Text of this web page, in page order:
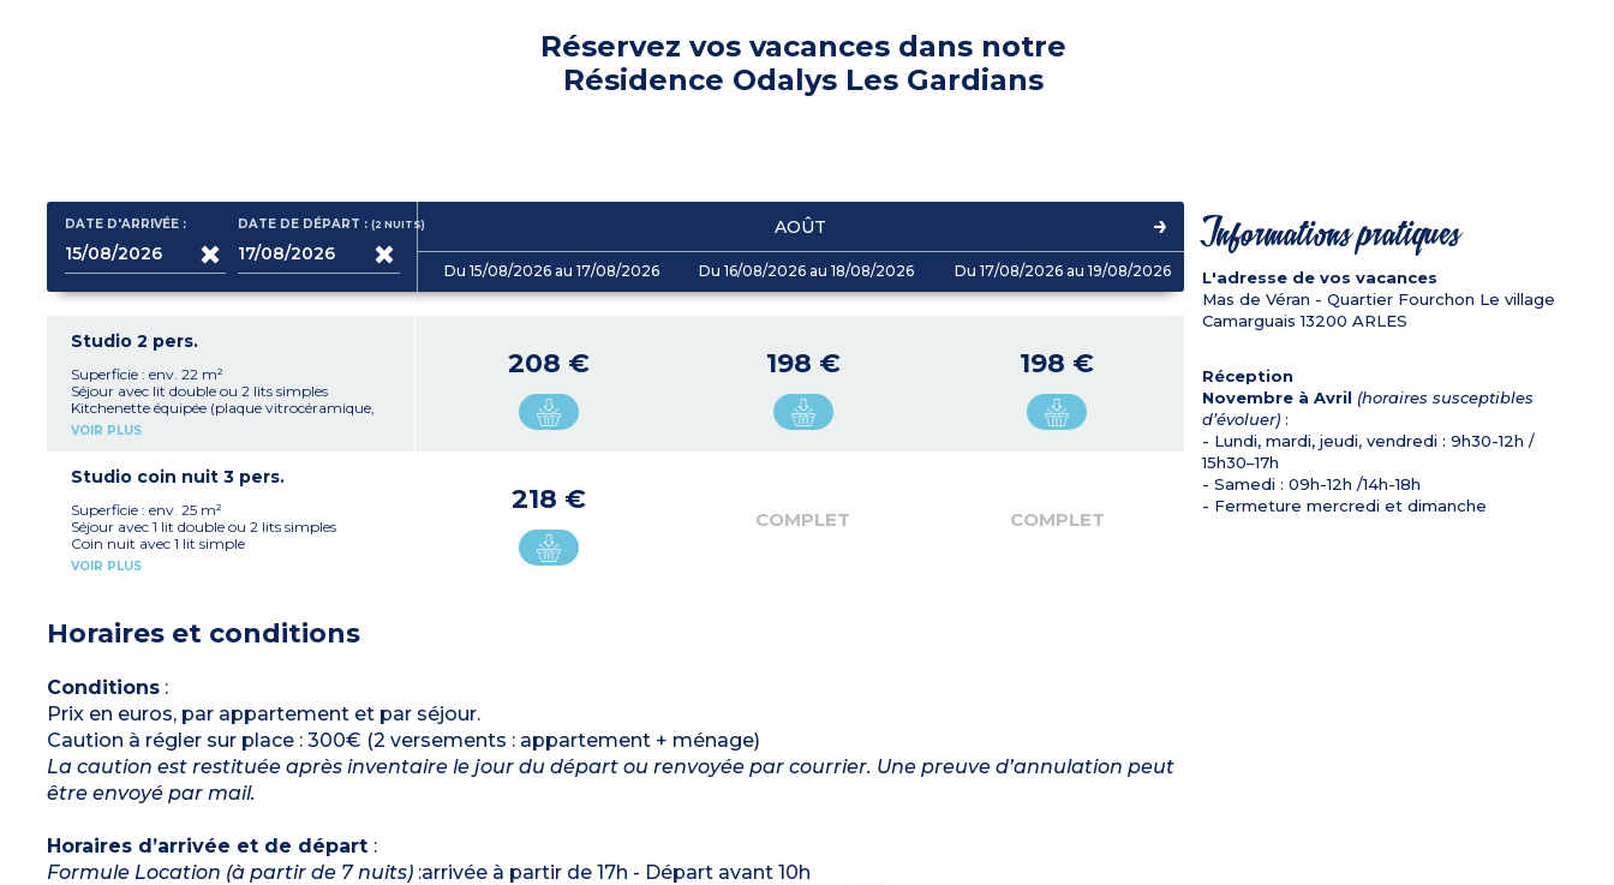
Réservez vos vacances dans notre
Résidence Odalys Les Gardians
DATE D'ARRIVÉE : DATE DE DÉPART :(2NUITS) AOÛT
Du 15/08/2026 au 17/08/2026 Du 16/08/2026 au 18/08/2026 Du 17/08/2026 au 19/08/2026
Studio 2 pers.
Superficie : env. 22 m²
Séjour avec lit double ou 2 lits simples
Kitchenette équipée (plaque vitrocéramique,
hotte, micro-ondes/gril, réfrigérateur, lave-
Accessible aux personnes à mobilité réduite
sur demande et validation
Capacité d'accueil max : 2 personnes
(enfants et bébés inclus)
VOIR PLUS
208 € 198 € 198 €
Studio coin nuit 3 pers.
Superficie : env. 25 m²
Séjour avec 1 lit double ou 2 lits simples
Coin nuit avec 1 lit simple
Kitchenette équipée (plaque vitrocéramique,
Capacité d'accueil max : 3 personnes
(enfants et bébés inclus)
VOIR PLUS
218 €
COMPLET COMPLET
Horaires et conditions
Conditions:
Prix en euros, par appartement et par séjour.
Caution à régler sur place : 300€ (2 versements : appartement + ménage)
La caution est restituée après inventaire le jour du départ ou renvoyée par courrier. Une preuve d’annulation peut
être envoyé par mail.
Horaires d’arrivée et de départ :
Formule Location (à partir de 7 nuits):arrivée à partir de 17h - Départ avant 10h
Informations pratiques
L'adresse de vos vacances
Mas de Véran - Quartier Fourchon Le village
Camarguais 13200 ARLES
Réception
Novembre à Avril (horaires susceptibles
d’évoluer):
- Lundi, mardi, jeudi, vendredi : 9h30-12h /
15h30–17h
- Samedi : 09h-12h /14h-18h
- Fermeture mercredi et dimanche